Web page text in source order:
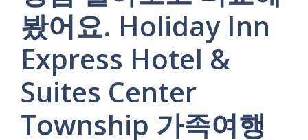
봤어요. Holiday Inn
Express Hotel &
Suites Center
Township 가족여행